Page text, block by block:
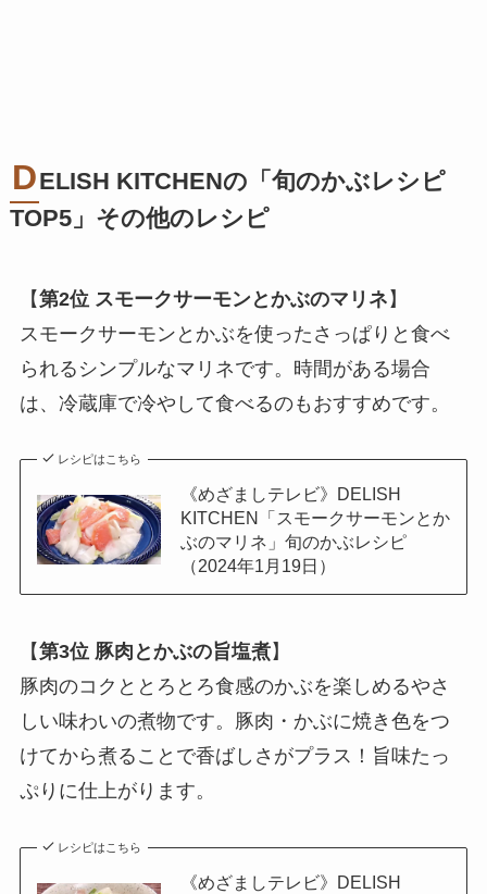
DELISH KITCHENの「旬のかぶレシピ
TOP5」その他のレシピ
【第2位 スモークサーモンとかぶのマリネ 】
スモークサーモンとかぶを使ったさっぱりと食べ
られるシンプルなマリネです。時間がある場合
は、冷蔵庫で冷やして食べるのもおすすめです。
レシピはこちら
《めざましテレビ》DELISH
KITCHEN「スモークサーモンとか
ぶのマリネ」旬のかぶレシピ
（2024年1月19日）
【第3位 豚肉とかぶの旨塩煮】
豚肉のコクととろとろ食感のかぶを楽しめるやさ
しい味わいの煮物です。豚肉・かぶに焼き色をつ
けてから煮ることで香ばしさがプラス！旨味たっ
ぷりに仕上がります。
レシピはこちら
《めざましテレビ》DELISH